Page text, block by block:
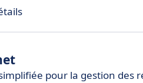
pour la gestion des